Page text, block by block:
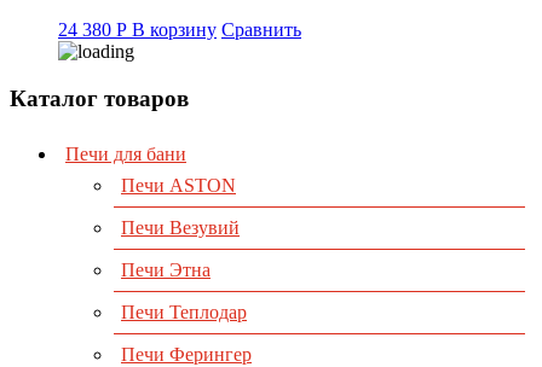
24 380 Р В корзину Сравнить
Каталог товаров
Печи для бани
Печи ASTON
Печи Везувий
Печи Этна
Печи Теплодар
Печи Ферингер